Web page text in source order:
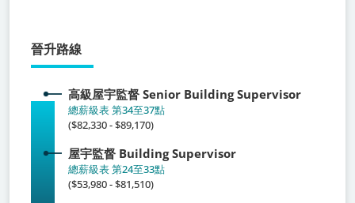
晉升路線
高級屋宇監督 Senior Building Supervisor
總薪級表 第34至37點
($82,330 - $89,170)
屋宇監督 Building Supervisor
總薪級表 第24至33點
($53,980 - $81,510)